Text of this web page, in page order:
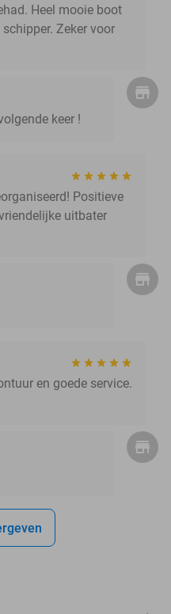
Heel mooie boot
Zeker voor
keer !
Positieve
uitbater
en goede service.